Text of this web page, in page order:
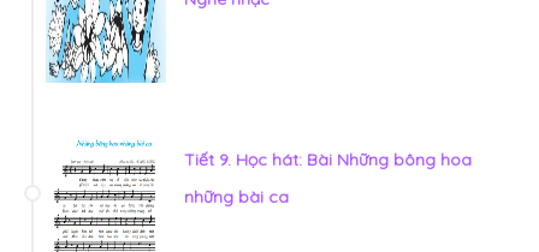
Tiết 9. Học hát: Bài Những bông hoa
những bài ca